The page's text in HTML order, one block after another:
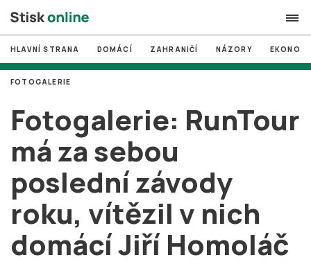
search
# MUNI
# Brno
# volby
login PŘIHLÁSIT SE
Zapomněli jste heslo?
HLAVNÍ STRANA DOMÁCÍ ZAHRANIČÍ NÁZORY
Fotogalerie: RunTour
má za sebou
poslední závody
roku, vítězil v nich
domácí Jiří Homoláč
FOTOGALERIE